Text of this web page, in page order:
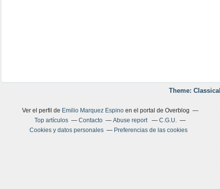
Theme:
Ver el perfil de Emilio Marquez Espinoen el portal de Overblog
Top artículos
Contacto Abuse report
C.G.U.
Cookies y datos personales
Preferencias de las cookies